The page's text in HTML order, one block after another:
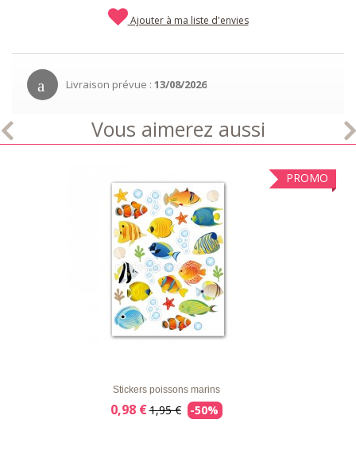
Ajouter à ma liste d'envies
Livraison prévue : 13/08/2026
Vous aimerez aussi
PROMO
Stickers poissons marins
0,98 €1,95 € -50%